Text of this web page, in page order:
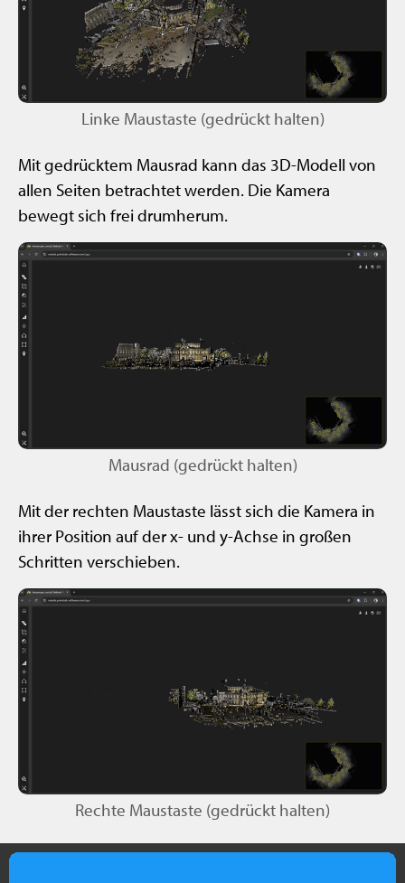
Linke Maustaste (gedrückt halten)
Mit gedrücktem Mausrad kann das 3D-Modell von
allen Seiten betrachtet werden. Die Kamera
bewegt sich frei drumherum.
Mausrad (gedrückt halten)
Mit der rechten Maustaste lässt sich die Kamera in
ihrer Position auf der x- und y-Achse in großen
Schritten verschieben.
Rechte Maustaste (gedrückt halten)